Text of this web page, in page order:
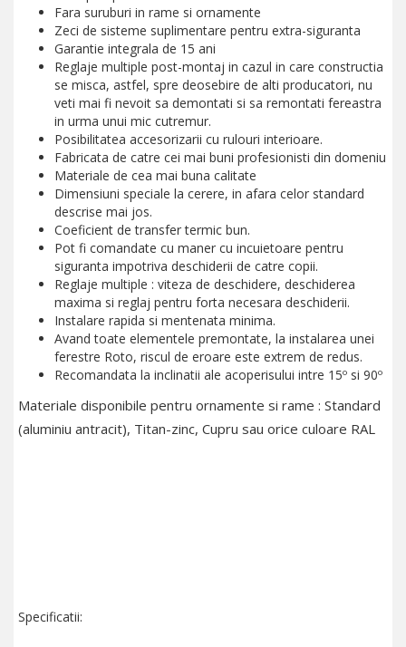
Fara suruburi in rame si ornamente
Zeci de sisteme suplimentare pentru extra-siguranta
Garantie integrala de 15 ani
Reglaje multiple post-montaj in cazul in care constructia
se misca, astfel, spre deosebire de alti producatori, nu
veti mai fi nevoit sa demontati si sa remontati fereastra
in urma unui mic cutremur.
Posibilitatea accesorizarii cu rulouri interioare.
Fabricata de catre cei mai buni profesionisti din domeniu
Materiale de cea mai buna calitate
Dimensiuni speciale la cerere, in afara celor standard
descrise mai jos.
Coeficient de transfer termic bun.
Pot fi comandate cu maner cu incuietoare pentru
siguranta impotriva deschiderii de catre copii.
Reglaje multiple : viteza de deschidere, deschiderea
maxima si reglaj pentru forta necesara deschiderii.
Instalare rapida si mentenata minima.
Avand toate elementele premontate, la instalarea unei
ferestre Roto, riscul de eroare este extrem de redus.
Recomandata la inclinatii ale acoperisului intre 15º si 90º
Materiale disponibile pentru ornamente si rame : Standard
(aluminiu antracit), Titan-zinc, Cupru sau orice culoare RAL
Specificatii: